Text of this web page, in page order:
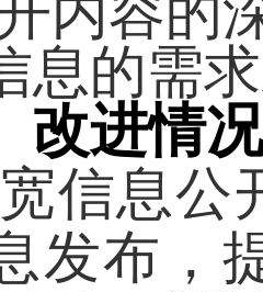
内容的
息的需
改进情
信息公
发布，